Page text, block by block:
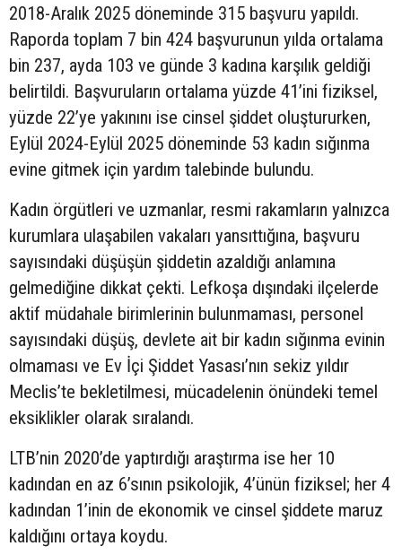
2018-Aralık 2025 döneminde 315 başvuru yapıldı.
Raporda toplam 7 bin 424 başvurunun yılda ortalama
bin 237, ayda 103 ve günde 3 kadına karşılık geldiği
belirtildi. Başvuruların ortalama yüzde 41’ini fiziksel,
yüzde 22’ye yakınını ise cinsel şiddet oluştururken,
Eylül 2024-Eylül 2025 döneminde 53 kadın sığınma
evine gitmek için yardım talebinde bulundu.
Kadın örgütleri ve uzmanlar, resmi rakamların yalnızca
kurumlara ulaşabilen vakaları yansıttığına, başvuru
sayısındaki düşüşün şiddetin azaldığı anlamına
gelmediğine dikkat çekti. Lefkoşa dışındaki ilçelerde
aktif müdahale birimlerinin bulunmaması, personel
sayısındaki düşüş, devlete ait bir kadın sığınma evinin
olmaması ve Ev İçi Şiddet Yasası’nın sekiz yıldır
Meclis’te bekletilmesi, mücadelenin önündeki temel
eksiklikler olarak sıralandı.
LTB’nin 2020’de yaptırdığı araştırma ise her 10
kadından en az 6’sının psikolojik, 4’ünün fiziksel; her 4
kadından 1’inin de ekonomik ve cinsel şiddete maruz
kaldığını ortaya koydu.